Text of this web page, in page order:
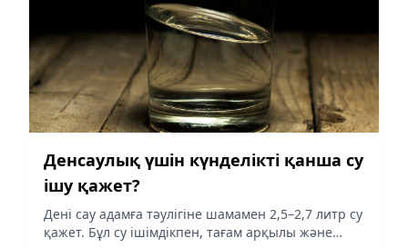
Денсаулық үшін күнделікті қанша су
ішу қажет?
Дені сау адамға тәулігіне шамамен 2,5–2,7 литр су
қажет. Бұл су ішімдікпен, тағам арқылы және